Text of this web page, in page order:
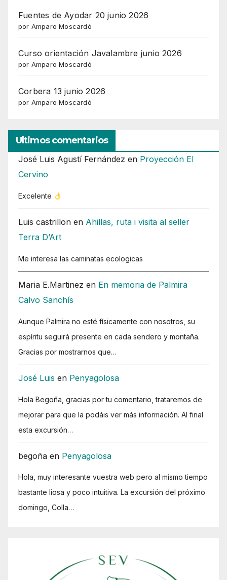
Fuentes de Ayodar 20 junio 2026
por Amparo Moscardó
Curso orientación Javalambre junio 2026
por Amparo Moscardó
Corbera 13 junio 2026
por Amparo Moscardó
Ultimos comentarios
José Luis Agustí Fernández en Proyección El
Cervino
Excelente
Luis castrillon en Ahillas, ruta i visita al seller
Terra D’Art
Me interesa las caminatas ecologicas
Maria E.Martinez en En memoria de Palmira
Calvo Sanchís
Aunque Palmira no esté físicamente con nosotros, su
espíritu seguirá presente en cada sendero y montaña.
Gracias por mostrarnos que…
José Luis en Penyagolosa
Hola Begoña, gracias por tu comentario, trataremos de
mejorar para que la podáis ver más información. Al final
esta excursión…
begoña en Penyagolosa
Hola, muy interesante vuestra web pero al mismo tiempo
bastante liosa y poco intuitiva. La excursión del próximo
domingo, Colla…